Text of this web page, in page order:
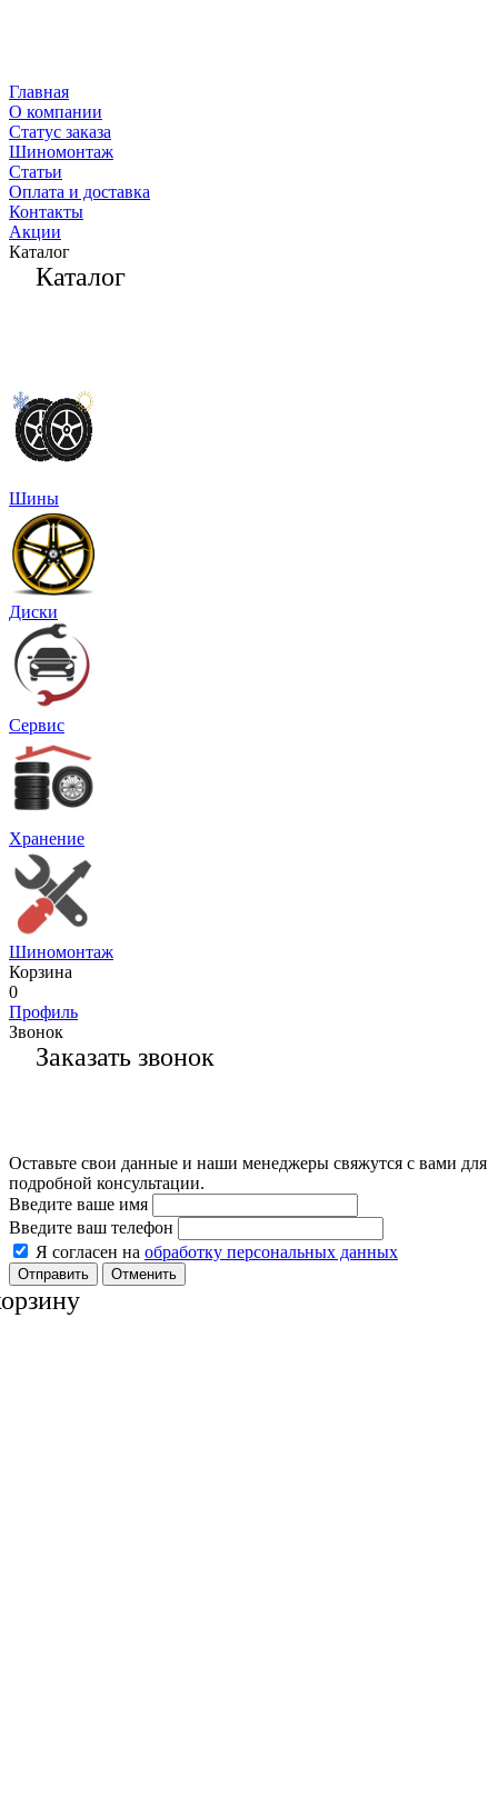
Главная
О компании
Статус заказа
Шиномонтаж
Статьи
Оплата и доставка
Контакты
Акции
Каталог
Каталог
Шины
Диски
Сервис
Хранение
Шиномонтаж
Корзина
0
Профиль
Звонок
Заказать звонок
Оставьте свои данные и наши менеджеры свяжутся с вами для
подробной консультации.
Введите ваше имя
Введите ваш телефон
Я согласен на обработку персональных данных
Отменить